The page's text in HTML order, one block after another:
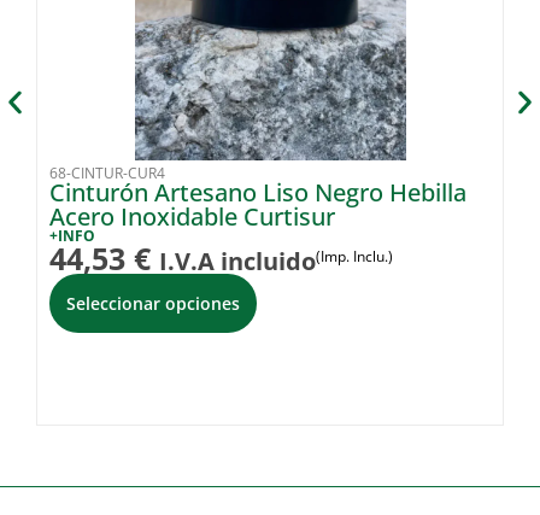
68-CINTUR-CUR4
Cinturón Artesano Liso Negro Hebilla
Acero Inoxidable Curtisur
+INFO
44,53 € I.V.A incluido(Imp. Inclu.)
Seleccionar opciones